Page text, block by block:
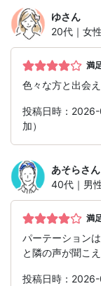
ゆさん
20代｜女性
満
色々な方と出会
投稿日時：
加）
あそらさん
40代｜男
満
パーテーション
と隣の声が聞こ
投稿日時：